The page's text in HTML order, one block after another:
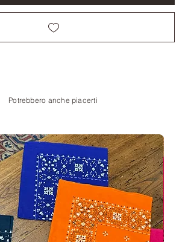
Potrebbero anche piacerti